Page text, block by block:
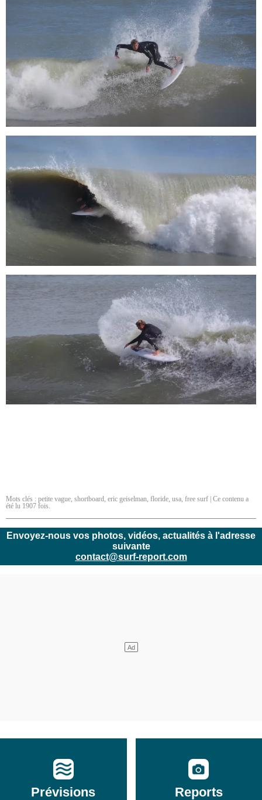
Mots clés : petite vague shortboard eric geiselman floride usa free surf | Ce contenu a
été lu 1907 fois.
Envoyez-nous vos photos, vidéos, actualités à l'adresse
suivante
contact@surf-report.com
Prévisions Reports